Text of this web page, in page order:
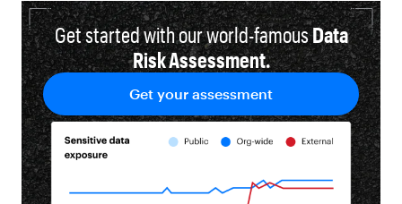
Get started with our world-famousData
Risk Assessment.
Get your assessment